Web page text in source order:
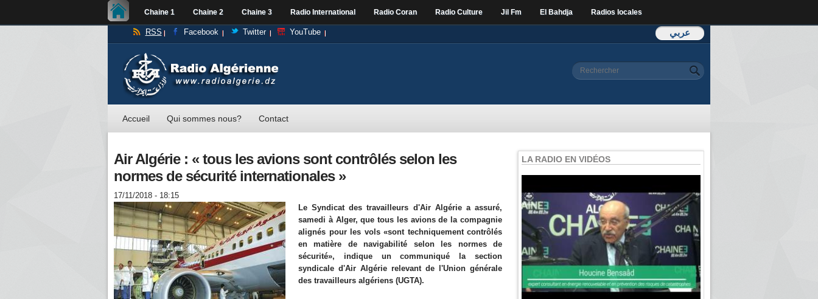
Chaine 1 Chaine 2 Chaine 3 Radio International Radio Coran Radio Culture Jil Fm El Bahdja Radios locales
عربي RSS Facebook Twitter YouTube
Formulaire de
Rechercher
Accueil Qui sommes nous? Contact
Air Algérie : « tous les avions sont contrôlés selon les
normes de sécurité internationales »
17/11/2018 - 18:15
Le Syndicat des travailleurs d'Air Algérie a assuré,
samedi à Alger, que tous les avions de la compagnie
alignés pour les vols «sont techniquement contrôlés
en matière de navigabilité selon les normes de
sécurité», indique un communiqué la section
syndicale d'Air Algérie relevant de l'Union générale
des travailleurs algériens (UGTA).
LA RADIO EN VIDÉOS